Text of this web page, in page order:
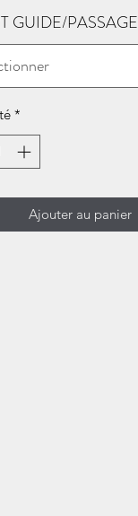
GUIDE/PASSAGE
*
Ajouter au panier